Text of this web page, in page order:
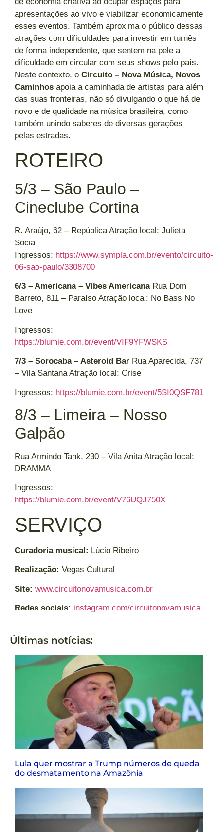
apresentações ao vivo e viabilizar economicamente
esses eventos. Também aproxima o público dessas
atrações com dificuldades para investir em turnês
de forma independente, que sentem na pele a
dificuldade em circular com seus shows pelo país.
Neste contexto, o Circuito – Nova Música, Novos
Caminhos apoia a caminhada de artistas para além
das suas fronteiras, não só divulgando o que há de
novo e de qualidade na música brasileira, como
também unindo saberes de diversas gerações
pelas estradas.
ROTEIRO
5/3 – São Paulo –
Cineclube Cortina
R. Araújo, 62 – República Atração local: Julieta
Social
Ingressos: https://www.sympla.com.br/evento/circuito-
06-sao-paulo/3308700
6/3 – Americana – Vibes Americana Rua Dom
Barreto, 811 – Paraíso Atração local: No Bass No
Love
Ingressos:
https://blumie.com.br/event/VIF9YFWSKS
7/3 – Sorocaba – Asteroid Bar Rua Aparecida, 737
– Vila Santana Atração local: Crise
Ingressos: https://blumie.com.br/event/5SI0QSF781
8/3 – Limeira – Nosso
Galpão
Rua Armindo Tank, 230 – Vila Anita Atração local:
DRAMMA
Ingressos:
https://blumie.com.br/event/V76UQJ750X
SERVIÇO
Curadoria musical: Lúcio Ribeiro
Realização: Vegas Cultural
Site: www.circuitonovamusica.com.br
Redes sociais: instagram.com/circuitonovamusica
Últimas notícias:
Lula quer mostrar a Trump números de queda
do desmatamento na Amazônia